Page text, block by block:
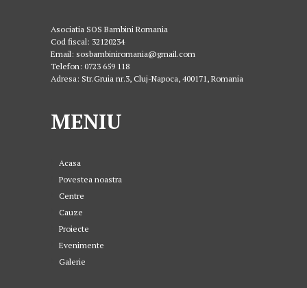
Asociatia SOS Bambini Romania
Cod fiscal: 32120234
Email: sosbambiniromania@gmail.com
Telefon: 0723 659 118
Adresa: Str.Gruia nr.3, Cluj-Napoca, 400171, Romania
MENIU
Acasa
Povestea noastra
Centre
Cauze
Proiecte
Evenimente
Galerie